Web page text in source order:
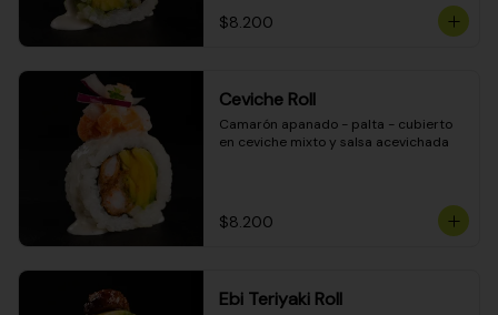
$8.200
Ceviche Roll
Camarón apanado - palta - cubierto
en ceviche mixto y salsa acevichada
$8.200
Ebi Teriyaki Roll